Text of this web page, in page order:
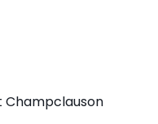
Champclauson